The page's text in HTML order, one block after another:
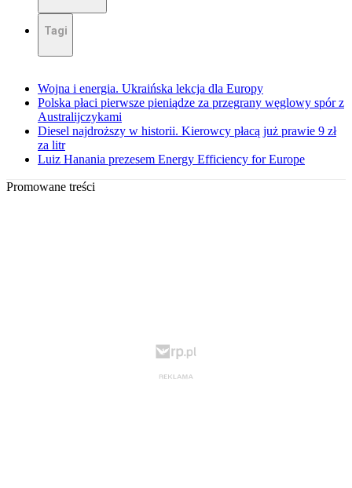
Tagi
Wojna i energia. Ukraińska lekcja dla Europy
Polska płaci pierwsze pieniądze za przegrany węglowy spór z
Australijczykami
Diesel najdroższy w historii. Kierowcy płacą już prawie 9 zł
za litr
Luiz Hanania prezesem Energy Efficiency for Europe
Promowane treści